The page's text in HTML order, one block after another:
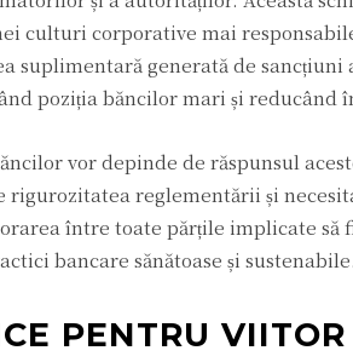
culturi corporative mai
suplimentară generată de
poziția băncilor mari și reducând
vor depinde de răspunsul
reglementării și
între toate părțile implicate să
bancare sănătoase și sustenabile.
PENTRU VIITOR